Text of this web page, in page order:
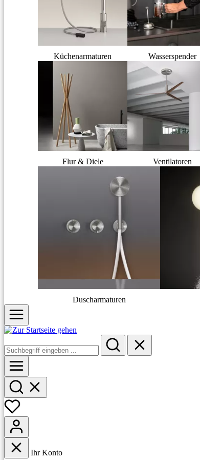
Küchenarmaturen Wasserspender
Flur & Diele Ventilatoren
Duscharmaturen
Ihr Konto